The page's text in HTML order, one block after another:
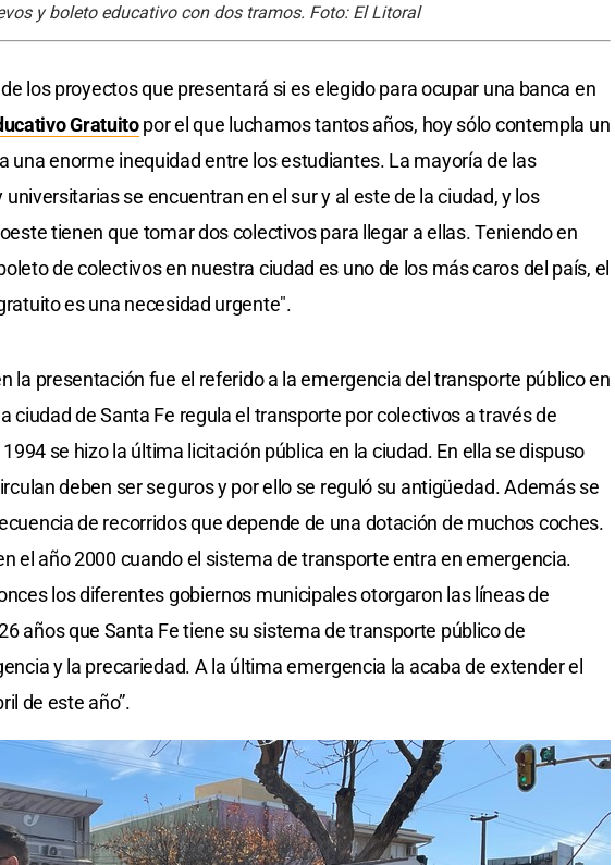
y boleto educativo con dos tramos. Foto: El Litoral
los proyectos que presentará si es elegido para ocupar una banca en
Gratuitopor el que luchamos tantos años, hoy sólo contempla un
una enorme inequidad entre los estudiantes. La mayoría de las
se encuentran en el sur y al este de la ciudad, y los
tienen que tomar dos colectivos para llegar a ellas. Teniendo en
de colectivos en nuestra ciudad es uno de los más caros del país, el
es una necesidad urgente".
la presentación fue el referido a la emergencia del transporte público en
ciudad de Santa Fe regula el transporte por colectivos a través de
se hizo la última licitación pública en la ciudad. En ella se dispuso
deben ser seguros y por ello se reguló su antigüedad. Además se
de recorridos que depende de una dotación de muchos coches.
el año 2000 cuando el sistema de transporte entra en emergencia.
los diferentes gobiernos municipales otorgaron las líneas de
años que Santa Fe tiene su sistema de transporte público de
y la precariedad. A la última emergencia la acaba de extender el
de este año”.